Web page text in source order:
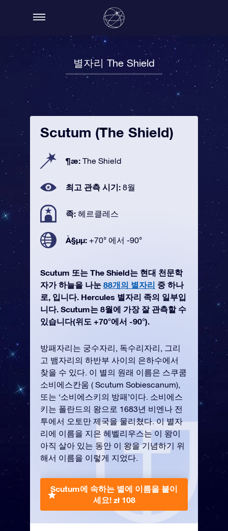
별자리 The Shield
Scutum (The Shield)
¶æ: The Shield
최고 관측 시기: 8월
족: 헤르클레스
À§µµ: +70° 에서 -90°
Scutum 또는 The Shield는 현대 천문학
자가 하늘을 나눈 88개의 별자리 중 하나
로, 입니다. Hercules 별자리 족의 일부입
니다. Scutum는 8월에 가장 잘 관측할 수
있습니다(위도 +70°에서 -90°).
방패자리는 궁수자리, 독수리자리, 그리
고 뱀자리의 하반부 사이의 은하수에서
찾을 수 있다. 이 별의 원래 이름은 스쿠쿰
소비에스칸움 ( Scutum Sobiescanum),
또는 ‘소비에스키의 방패’이다. 소비에스
키는 폴란드의 왕으로 1683년 비엔나 전
투에서 오토만 제국을 물리쳤다. 이 별자
리에 이름을 지은 헤벨리우스는 이 왕이
아직 살아 있는 동안 이 왕을 기념하기 위
해서 이름을 이렇게 지었다.
Scutum에 속하는 별에 이름을 붙이
세요! zł 108